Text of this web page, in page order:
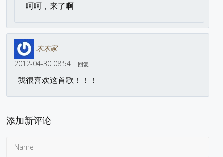
呵呵，来了啊
木木家
2012-04-30 08:54
回复
我很喜欢这首歌！！！
添加新评论